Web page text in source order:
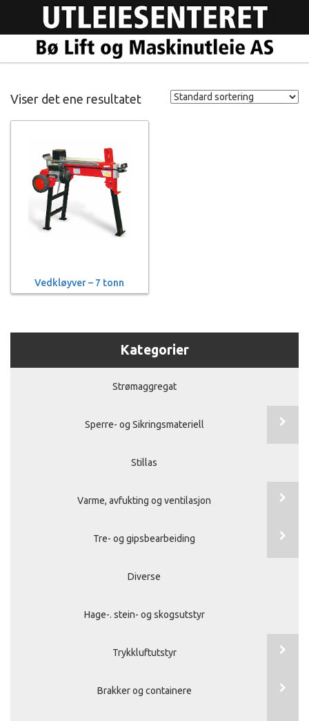
Viser det ene resultatet
Vedkløyver – 7 tonn
Kategorier
Strømaggregat
Sperre- og Sikringsmateriell
Stillas
Varme, avfukting og ventilasjon
Tre- og gipsbearbeiding
Diverse
Hage-. stein- og skogsutstyr
Trykkluftutstyr
Brakker og containere